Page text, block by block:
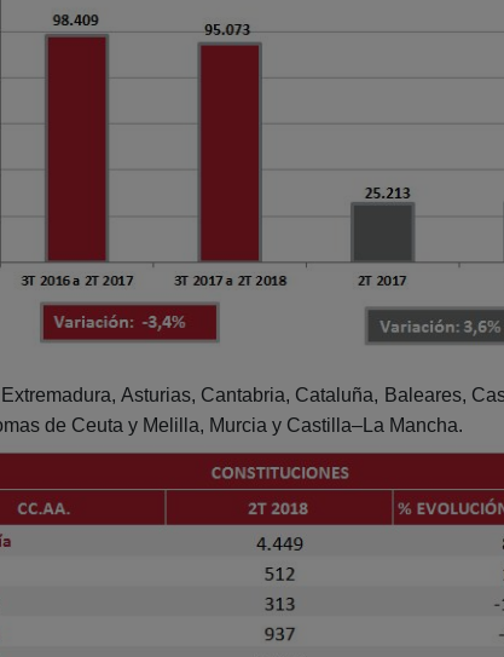
Asturias, Cantabria, Cataluña, Baleares,
de Ceuta y Melilla, Murcia y Castilla–La Mancha.